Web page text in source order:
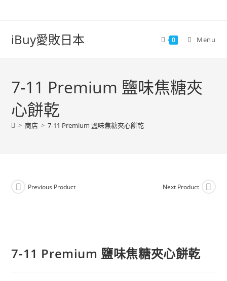
iBuy愛敗日本 0 Menu
7-11 Premium 鹽味焦糖夾
心餅乾
> 商店 > 7-11 Premium 鹽味焦糖夾心餅乾
Previous Product Next Product
7-11 Premium 鹽味焦糖夾心餅乾